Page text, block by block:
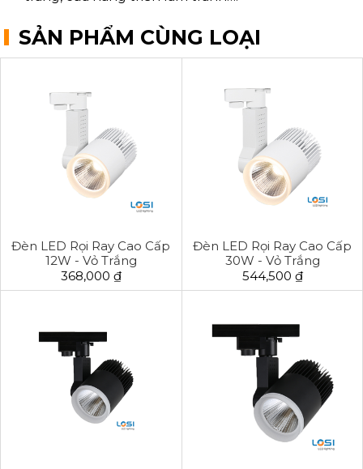
SẢN PHẨM CÙNG LOẠI
Đèn LED Rọi Ray Cao Cấp
12W - Vỏ Trắng
368,000 ₫
Đèn LED Rọi Ray Cao Cấp
30W - Vỏ Trắng
544,500 ₫